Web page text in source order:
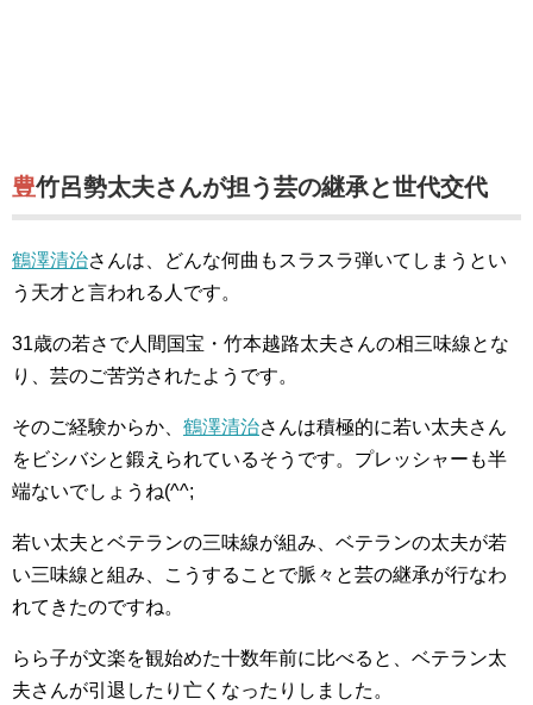
豊竹呂勢太夫さんが担う芸の継承と世代交代
鶴澤清治さんは、どんな何曲もスラスラ弾いてしまうとい
う天才と言われる人です。
31歳の若さで人間国宝・竹本越路太夫さんの相三味線とな
り、芸のご苦労されたようです。
そのご経験からか、 鶴澤清治さんは積極的に若い太夫さん
をビシバシと鍛えられているそうです。プレッシャーも半
端ないでしょうね(^^;
若い太夫とベテランの三味線が組み、ベテランの太夫が若
い三味線と組み、こうすることで脈々と芸の継承が行なわ
れてきたのですね。
らら子が文楽を観始めた十数年前に比べると、ベテラン太
夫さんが引退したり亡くなったりしました。